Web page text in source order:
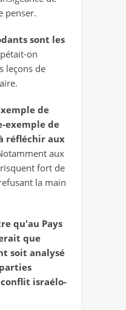
penser.
sont les
on
leçons de
de
exemple de
réfléchir aux
aux
fort de
la main
qu'au Pays
que
soit analysé
israélo-